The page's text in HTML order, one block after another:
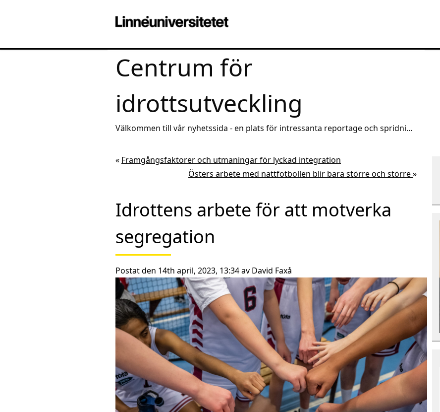
Centrum för
idrottsutveckling
Välkommen till vår nyhetssida - en plats för intressanta reportage och spridning
« Framgångsfaktorer och utmaningar för lyckad integration
Östers arbete med nattfotbollen blir bara större och större»
Idrottens arbete för att motverka
segregation
Postat den 14th april, 2023, 13:34 av David Faxå